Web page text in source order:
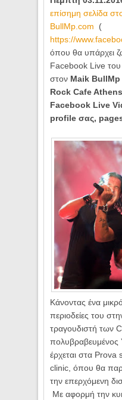
επίσημη σελίδα
BullMp.com (
https://
όπου θα υπάρχει
Facebook Live
στον Maik BullMp
Rock Cafe Athens
Facebook Live
profile σας,
Κάνοντας ένα
περιοδείες του
τραγουδιστή των
πολυβραβευμένος
έρχεται στα Prova
clinic , όπου θα
την επερχόμενη
Με αφορμή την